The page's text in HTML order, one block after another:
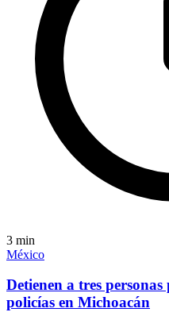
3 min
México
Detienen a tres
policías en Michoacán